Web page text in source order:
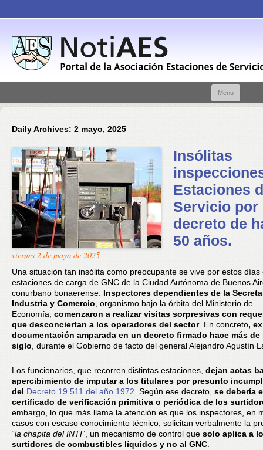
Menu
Daily Archives: 2 mayo, 2025
Insólitas
Estaciones
Servicio por
decreto de
50 años.
viernes 2 de mayo de 2025
Una situación tan insólita como preocupante se vive por estos días
estaciones de carga de GNC de la Ciudad Autónoma de Buenos
conurbano bonaerense. Inspectores dependientes de la
Industria y Comercio , organismo bajo la órbita del Ministerio de
Economía, comenzaron a realizar visitas sorpresivas con
que desconciertan a los operadores del sector. En concreto,
documentación amparada en un decreto firmado hace más de
siglo , durante el Gobierno de facto del general Alejandro Agustín
Los funcionarios, que recorren distintas estaciones, dejan actas
apercibimiento de imputar a los titulares por presunto
del Decreto 19.511 del año 1972 . Según ese decreto, se debería
certificado de verificación primitiva o periódica de los
embargo, lo que más llama la atención es que los inspectores, en
casos con escaso conocimiento técnico, solicitan verbalmente la
“la chapita del INTI”, un mecanismo de control que solo aplica a
surtidores de combustibles líquidos y no al GNC